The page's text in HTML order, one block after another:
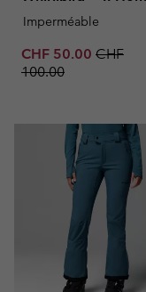
Imperméable
Sale price:
CHF 50.00 Regular
CHF
100.00